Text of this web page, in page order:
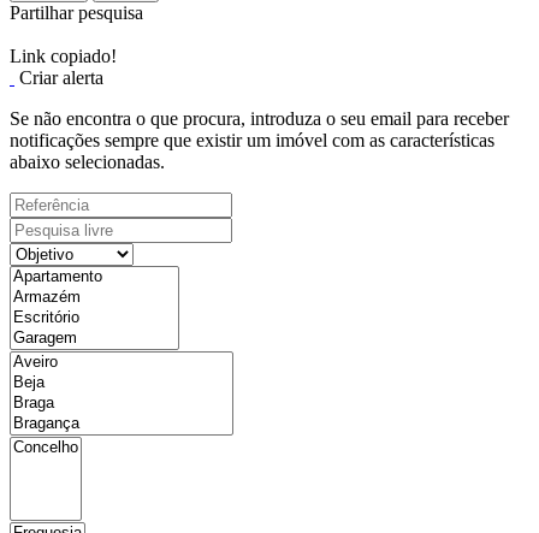
Partilhar pesquisa
Link copiado!
Criar alerta
Se não encontra o que procura, introduza o seu email para receber
notificações sempre que existir um imóvel com as características
abaixo selecionadas.